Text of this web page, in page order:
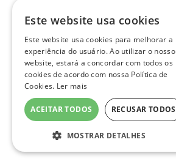
Este website usa cookies
Este website usa cookies para melhorar a
experiência do usuário. Ao utilizar o nosso
website, estará a concordar com todos os
cookies de acordo com nossa Política de
Cookies. Ler mais
ACEITAR TODOS RECUSAR TODOS
MOSTRAR DETALHES